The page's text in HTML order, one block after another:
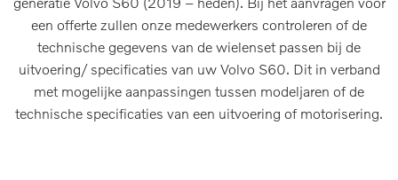
een offerte zullen onze medewerkers controleren of de
technische gegevens van de wielenset passen bij de
uitvoering/ specificaties van uw Volvo S60. Dit in verband
met mogelijke aanpassingen tussen modeljaren of de
technische specificaties van een uitvoering of motorisering.